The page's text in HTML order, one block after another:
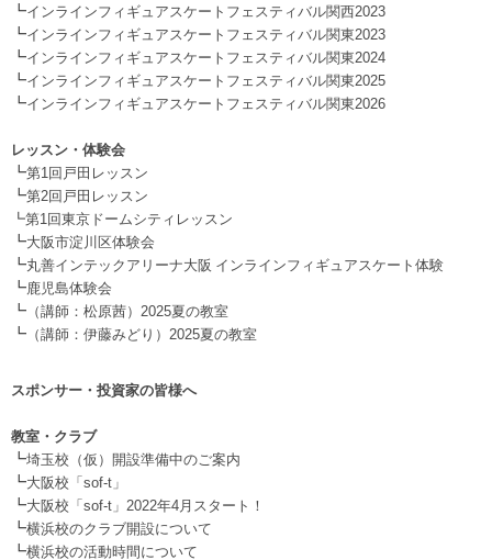
┗インラインフィギュアスケートフェスティバル関西2023
┗インラインフィギュアスケートフェスティバル関東2023
┗インラインフィギュアスケートフェスティバル関東2024
┗インラインフィギュアスケートフェスティバル関東2025
┗インラインフィギュアスケートフェスティバル関東2026
レッスン・体験会
┗第1回戸田レッスン
┗第2回戸田レッスン
┗第1回東京ドームシティレッスン
┗大阪市淀川区体験会
┗丸善インテックアリーナ大阪 インラインフィギュアスケート体験
┗鹿児島体験会
┗ （講師：松原茜）2025夏の教室
┗ （講師：伊藤みどり）2025夏の教室
スポンサー・投資家の皆様へ
教室・クラブ
┗埼玉校（仮）開設準備中のご案内
┗大阪校「sof-t」
┗大阪校「sof-t」2022年4月スタート！
┗横浜校のクラブ開設について
┗横浜校の活動時間について